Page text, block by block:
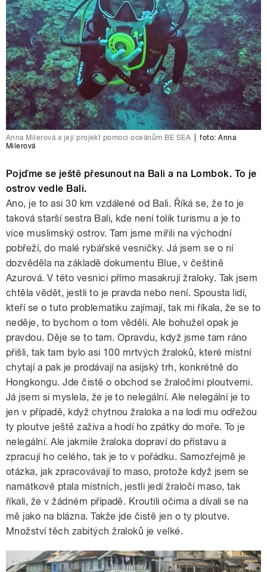
Anna Milerová a její projekt pomoci oceánům BE SEA foto:Anna
Milerová
Pojďme se ještě přesunout na Bali a na Lombok. To je
ostrov vedle Bali.
Ano, je to asi 30 km vzdálené od Bali. Říká se, že to je
taková starší sestra Bali, kde není tolik turismu a je to
více muslimský ostrov. Tam jsme mířili na východní
pobřeží, do malé rybářské vesničky. Já jsem se o ní
dozvěděla na základě dokumentu Blue, v češtině
Azurová. V této vesnici přímo masakrují žraloky. Tak jsem
chtěla vědět, jestli to je pravda nebo není. Spousta lidí,
kteří se o tuto problematiku zajímají, tak mi říkala, že se to
neděje, to bychom o tom věděli. Ale bohužel opak je
pravdou. Děje se to tam. Opravdu, když jsme tam ráno
přišli, tak tam bylo asi 100 mrtvých žraloků, které místní
chytají a pak je prodávají na asijský trh, konkrétně do
Hongkongu. Jde čistě o obchod se žraločími ploutvemi.
Já jsem si myslela, že je to nelegální. Ale nelegální je to
jen v případě, když chytnou žraloka a na lodi mu odřežou
ty ploutve ještě zaživa a hodí ho zpátky do moře. To je
nelegální. Ale jakmile žraloka dopraví do přístavu a
zpracují ho celého, tak je to v pořádku. Samozřejmě je
otázka, jak zpracovávají to maso, protože když jsem se
namátkově ptala místních, jestli jedí žraločí maso, tak
říkali, že v žádném případě. Kroutili očima a dívali se na
mě jako na blázna. Takže jde čistě jen o ty ploutve.
Množství těch zabitých žraloků je velké.